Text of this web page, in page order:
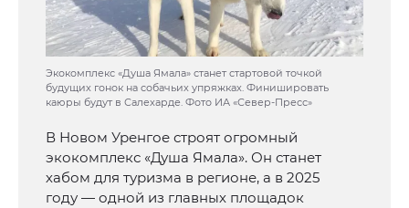
Экокомплекс «Душа Ямала» станет стартовой точкой
будущих гонок на собачьих упряжках. Финишировать
каюры будут в Салехарде. Фото ИА «Север-Пресс»
В Новом Уренгое строят огромный
экокомплекс «Душа Ямала». Он станет
хабом для туризма в регионе, а в 2025
году — одной из главных площадок